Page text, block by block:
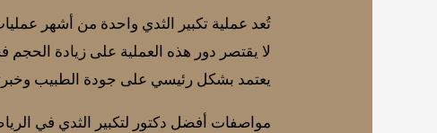
تُعد عملية تكبير الثدي واحدة من أشهر
لا يقتصر دور هذه العملية على زيادة الحجم
يعتمد بشكل رئيسي على جودة الطبيب
مواصفات أفضل دكتور لتكبير الثدي في